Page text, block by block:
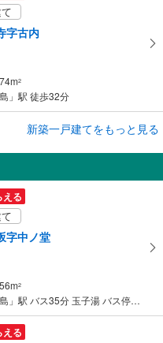
字古内
2
」駅 徒歩32分
古内
」駅 徒歩32分
新築一戸建てをもっと見る
える
字中ノ堂
2
東北本線 「福島」駅 バス35分 玉子湯 バス停下車 徒歩21分
える